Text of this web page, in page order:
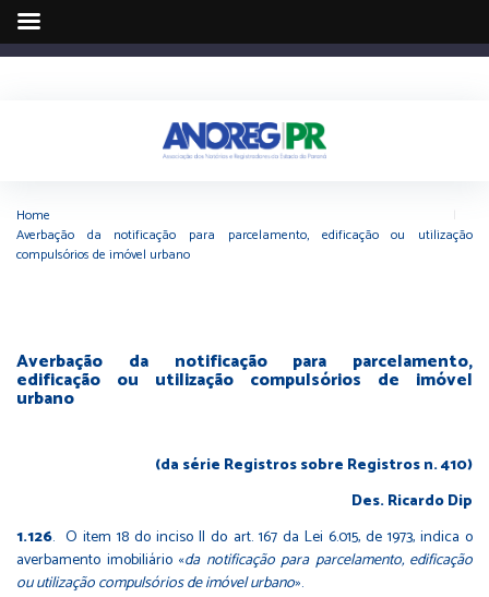
Home
Averbação da notificação para parcelamento, edificação ou utilização
compulsórios de imóvel urbano
Averbação da notificação para parcelamento,
edificação ou utilização compulsórios de imóvel
urbano
(da série Registros sobre Registros n. 410)
Des. Ricardo Dip
1.126. O item 18 do inciso II do art. 167 da Lei 6.015, de 1973, indica o
averbamento imobiliário «da notificação para parcelamento, edificação
ou utilização compulsórios de imóvel urbano».